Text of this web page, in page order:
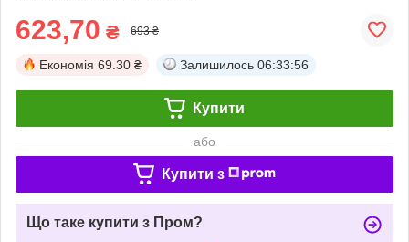
623,70 ₴ 693 ₴
Економія 69.30 ₴ Залишилось 06:33:56
Купити
або
Купити з
Що таке купити з Пром?